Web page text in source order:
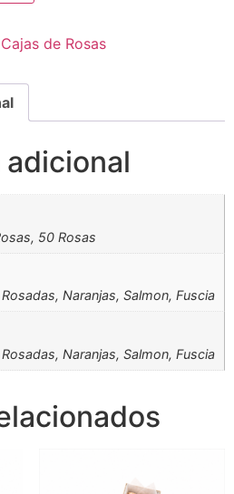
Cajas de Rosas
50 Rosas
Naranjas, Salmon, Fuscia
Naranjas, Salmon, Fuscia